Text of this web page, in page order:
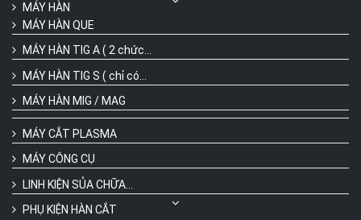
MÁY HÀN
MÁY HÀN QUE
MÁY HÀN TIG A ( 2 chức...
MÁY HÀN TIG S ( chỉ có...
MÁY HÀN MIG / MAG
MÁY CẮT PLASMA
MÁY CÔNG CỤ
LINH KIỆN SỦA CHỮA...
PHỤ KIỆN HÀN CẮT